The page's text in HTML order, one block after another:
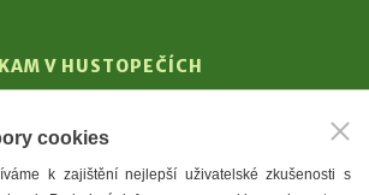
KAM V HUSTOPEČÍCH
T. G. Masaryk
Mandloně
cookies
k zajištění nejlepší uživatelské zkušenosti s